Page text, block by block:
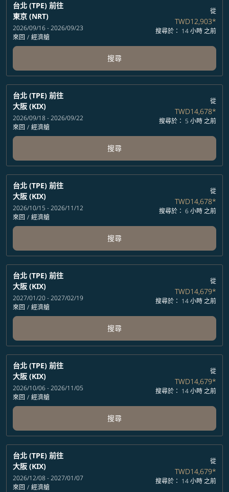
台北 (TPE) 前往
東京 (NRT)
2026/09/16 - 2026/09/23
來回 / 經濟艙
從
TWD12,903*
搜尋於： 14 小時 之前
搜尋
台北 (TPE) 前往
大阪 (KIX)
2026/09/18 - 2026/09/22
來回 / 經濟艙
從
TWD14,678*
搜尋於： 5 小時 之前
搜尋
台北 (TPE) 前往
大阪 (KIX)
2026/10/15 - 2026/11/12
來回 / 經濟艙
從
TWD14,678*
搜尋於： 6 小時 之前
搜尋
台北 (TPE) 前往
大阪 (KIX)
2027/01/20 - 2027/02/19
來回 / 經濟艙
從
TWD14,679*
搜尋於： 14 小時 之前
搜尋
台北 (TPE) 前往
大阪 (KIX)
2026/10/06 - 2026/11/05
來回 / 經濟艙
從
TWD14,679*
搜尋於： 14 小時 之前
搜尋
台北 (TPE) 前往
大阪 (KIX)
2026/12/08 - 2027/01/07
來回 / 經濟艙
從
TWD14,679*
搜尋於： 14 小時 之前